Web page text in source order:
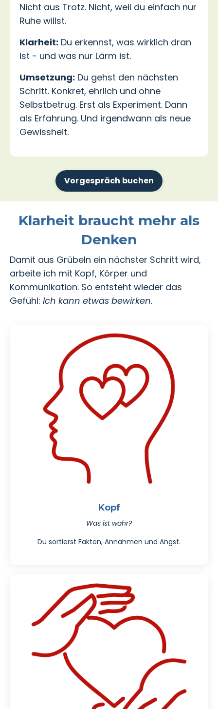
Nicht aus Trotz. Nicht, weil du einfach nur
Ruhe willst.
Klarheit: Du erkennst, was wirklich dran
ist - und was nur Lärm ist.
Umsetzung: Du gehst den nächsten
Schritt. Konkret, ehrlich und ohne
Selbstbetrug. Erst als Experiment. Dann
als Erfahrung. Und irgendwann als neue
Gewissheit.
Vorgespräch buchen
Klarheit braucht mehr als
Denken
Damit aus Grübeln ein nächster Schritt wird,
arbeite ich mit Kopf, Körper und
Kommunikation. So entsteht wieder das
Gefühl: Ich kann etwas bewirken.
Kopf
Was ist wahr?
Du sortierst Fakten, Annahmen und Angst.